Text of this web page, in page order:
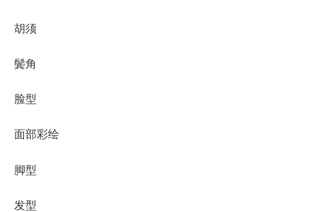
胡须
鬓角
脸型
面部彩绘
脚型
发型